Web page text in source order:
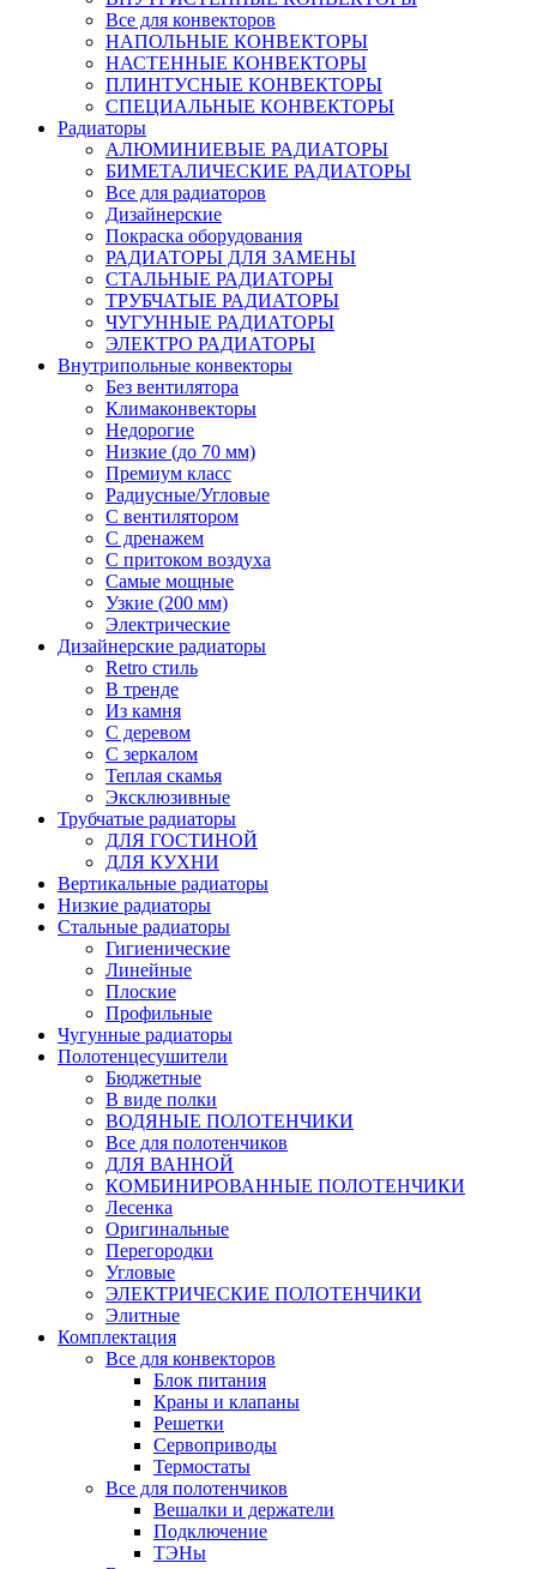
Все для конвекторов
НАПОЛЬНЫЕ КОНВЕКТОРЫ
НАСТЕННЫЕ КОНВЕКТОРЫ
ПЛИНТУСНЫЕ КОНВЕКТОРЫ
СПЕЦИАЛЬНЫЕ КОНВЕКТОРЫ
Радиаторы
АЛЮМИНИЕВЫЕ РАДИАТОРЫ
БИМЕТАЛИЧЕСКИЕ РАДИАТОРЫ
Все для радиаторов
Дизайнерские
Покраска оборудования
РАДИАТОРЫ ДЛЯ ЗАМЕНЫ
СТАЛЬНЫЕ РАДИАТОРЫ
ТРУБЧАТЫЕ РАДИАТОРЫ
ЧУГУННЫЕ РАДИАТОРЫ
ЭЛЕКТРО РАДИАТОРЫ
Внутрипольные конвекторы
Без вентилятора
Климаконвекторы
Недорогие
Низкие (до 70 мм)
Премиум класс
Радиусные/Угловые
С вентилятором
С дренажем
С притоком воздуха
Самые мощные
Узкие (200 мм)
Электрические
Дизайнерские радиаторы
Retro стиль
В тренде
Из камня
С деревом
С зеркалом
Теплая скамья
Эксклюзивные
Трубчатые радиаторы
ДЛЯ ГОСТИНОЙ
ДЛЯ КУХНИ
Вертикальные радиаторы
Низкие радиаторы
Стальные радиаторы
Гигиенические
Линейные
Плоские
Профильные
Чугунные радиаторы
Полотенцесушители
Бюджетные
В виде полки
ВОДЯНЫЕ ПОЛОТЕНЧИКИ
Все для полотенчиков
ДЛЯ ВАННОЙ
КОМБИНИРОВАННЫЕ ПОЛОТЕНЧИКИ
Лесенка
Оригинальные
Перегородки
Угловые
ЭЛЕКТРИЧЕСКИЕ ПОЛОТЕНЧИКИ
Элитные
Комплектация
Все для конвекторов
Блок питания
Краны и клапаны
Решетки
Сервоприводы
Термостаты
Все для полотенчиков
Вешалки и держатели
Подключение
ТЭНы